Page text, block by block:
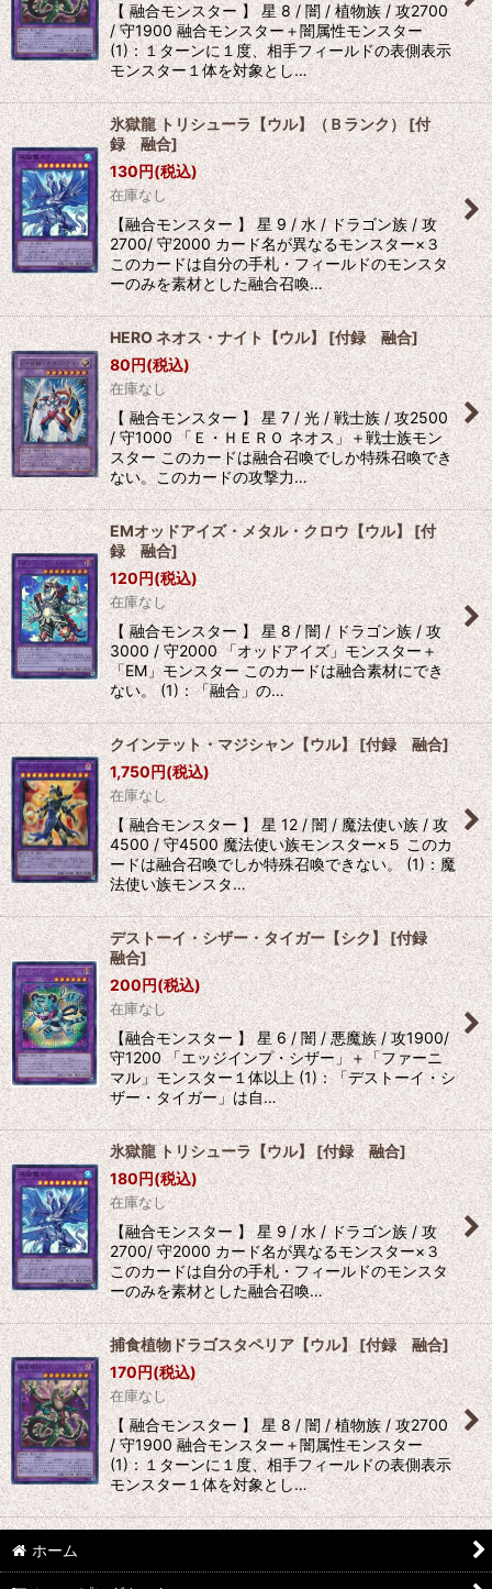
【 融合モンスター 】 星 8 / 闇 / 植物族 / 攻2700
/ 守1900 融合モンスター＋闇属性モンスター
(1)：１ターンに１度、相手フィールドの表側表示
モンスター１体を対象とし…
氷獄龍 トリシューラ【ウル】（Ｂランク） [付
録 融合]
130円(税込)
在庫なし
【融合モンスター 】 星 9 / 水 / ドラゴン族 / 攻
2700/ 守2000 カード名が異なるモンスター×３
このカードは自分の手札・フィールドのモンスタ
ーのみを素材とした融合召喚…
HERO ネオス・ナイト【ウル】[付録 融合]
80円(税込)
在庫なし
【 融合モンスター 】 星 7 / 光 / 戦士族 / 攻2500
/ 守1000 「Ｅ・ＨＥＲＯ ネオス」＋戦士族モン
スター このカードは融合召喚でしか特殊召喚でき
ない。このカードの攻撃力…
EMオッドアイズ・メタル・クロウ【ウル】[付
録 融合]
120円(税込)
在庫なし
【 融合モンスター 】 星 8 / 闇 / ドラゴン族 / 攻
3000 / 守2000 「オッドアイズ」モンスター＋
「EM」モンスター このカードは融合素材にでき
ない。 (1)：「融合」の…
クインテット・マジシャン【ウル】[付録 融合]
1,750円(税込)
在庫なし
【 融合モンスター 】 星 12 / 闇 / 魔法使い族 / 攻
4500 / 守4500 魔法使い族モンスター×５ このカ
ードは融合召喚でしか特殊召喚できない。 (1)：魔
法使い族モンスタ…
デストーイ・シザー・タイガー【シク】 [付録
融合]
200円(税込)
在庫なし
【融合モンスター 】 星 6 / 闇 / 悪魔族 / 攻1900/
守1200 「エッジインプ・シザー」＋「ファーニ
マル」モンスター１体以上 (1)：「デストーイ・シ
ザー・タイガー」は自…
氷獄龍 トリシューラ【ウル】[付録 融合]
180円(税込)
在庫なし
【融合モンスター 】 星 9 / 水 / ドラゴン族 / 攻
2700/ 守2000 カード名が異なるモンスター×３
このカードは自分の手札・フィールドのモンスタ
ーのみを素材とした融合召喚…
捕食植物ドラゴスタペリア【ウル】[付録 融合]
170円(税込)
在庫なし
【 融合モンスター 】 星 8 / 闇 / 植物族 / 攻2700
/ 守1900 融合モンスター＋闇属性モンスター
(1)：１ターンに１度、相手フィールドの表側表示
モンスター１体を対象とし…
ホーム